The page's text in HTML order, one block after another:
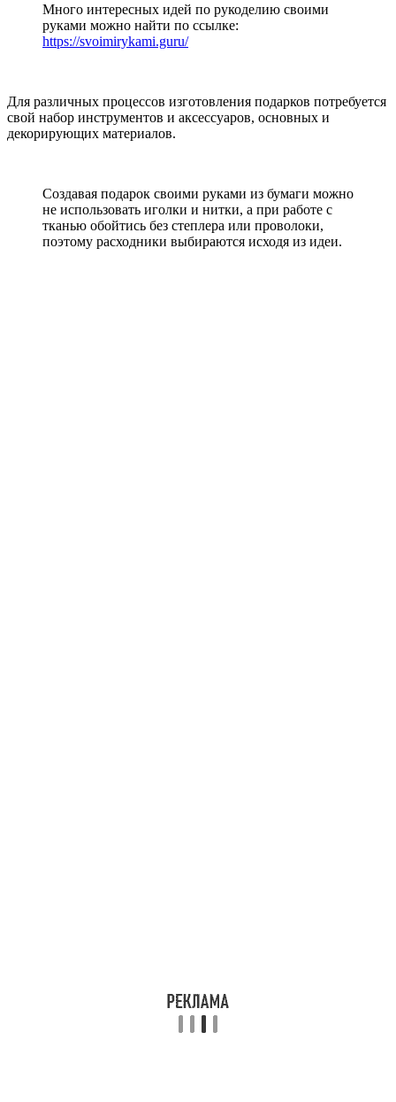
Много интересных идей по рукоделию своими
руками можно найти по ссылке:
https://svoimirykami.guru/
Для различных процессов изготовления подарков потребуется
свой набор инструментов и аксессуаров, основных и
декорирующих материалов.
Создавая подарок своими руками из бумаги можно
не использовать иголки и нитки, а при работе с
тканью обойтись без степлера или проволоки,
поэтому расходники выбираются исходя из идеи.